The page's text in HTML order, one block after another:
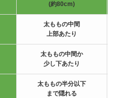
(約80cm)
太ももの中間
上部あたり
太ももの中間か
少し下あたり
太ももの半分以下
まで隠れる